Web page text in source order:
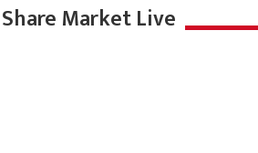
Share Market Live